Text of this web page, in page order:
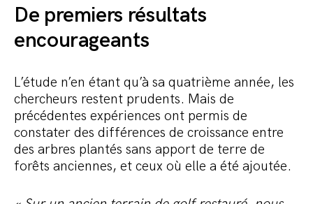
De premiers résultats
encourageants
L’étude n’en étant qu’à sa quatrième année, les
chercheurs restent prudents. Mais de
précédentes expériences ont permis de
constater des différences de croissance entre
des arbres plantés sans apport de terre de
forêts anciennes, et ceux où elle a été ajoutée.